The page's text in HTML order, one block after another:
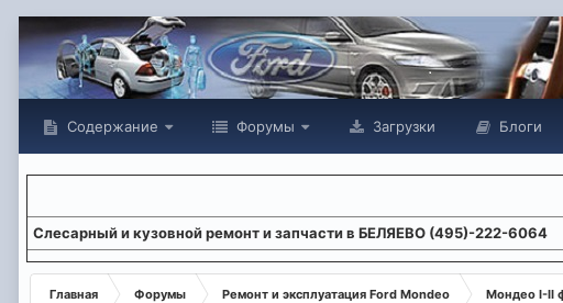
Содержание Форумы Загрузки Блоги
Слесарный и кузовной ремонт и запчасти в БЕЛЯЕВО (495)-222-6064
Главная Форумы Ремонт и эксплуатация Ford Mondeo Мондео I-II